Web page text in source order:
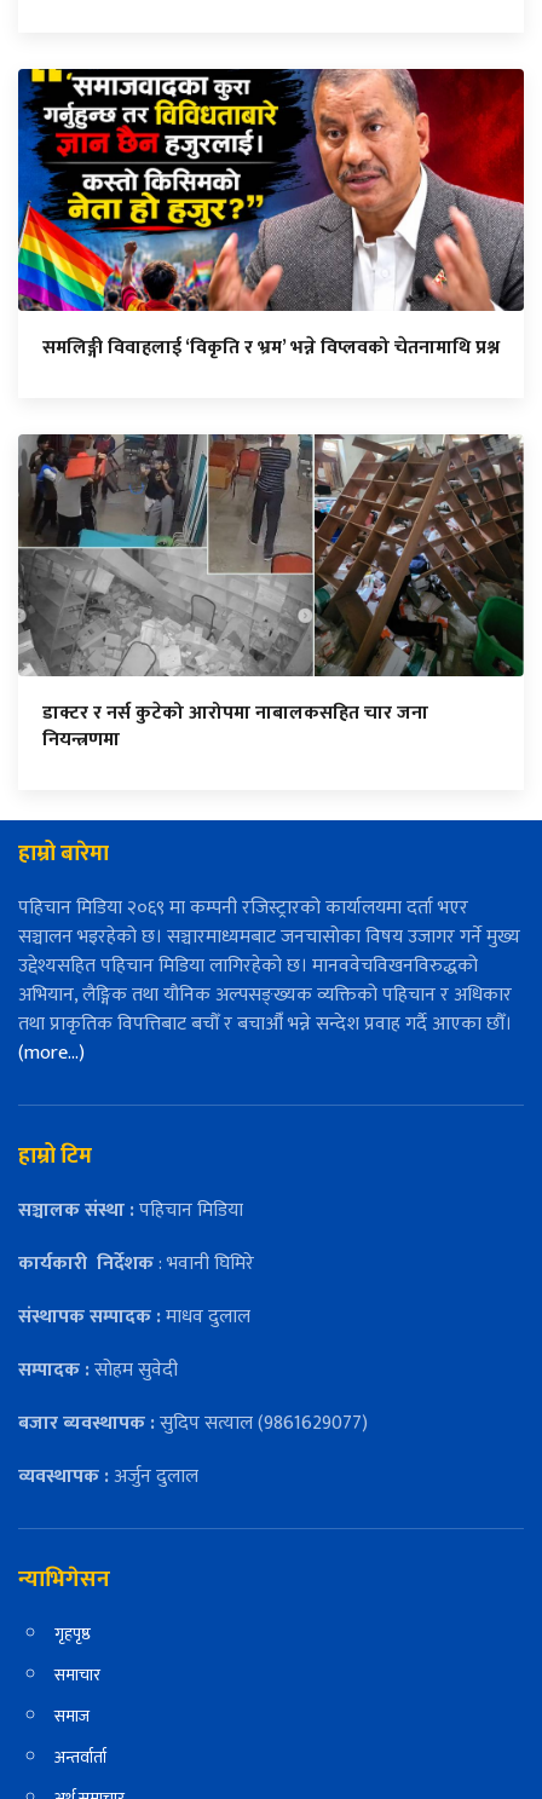
समलिङ्गी विवाहलाई ‘विकृति र भ्रम’ भन्ने विप्लवको चेतनामाथि प्रश्न
डाक्टर र नर्स कुटेको आरोपमा नाबालकसहित चार जना
नियन्त्रणमा
हाम्रो बारेमा
पहिचान मिडिया २०६९ मा कम्पनी रजिस्ट्रारको कार्यालयमा दर्ता भएर
सञ्चालन भइरहेको छ। सञ्चारमाध्यमबाट जनचासोका विषय उजागर गर्ने मुख्य
उद्देश्यसहित पहिचान मिडिया लागिरहेको छ। मानववेचविखनविरुद्धको
अभियान, लैङ्गिक तथा यौनिक अल्पसङ्ख्यक व्यक्तिको पहिचान र अधिकार
तथा प्राकृतिक विपत्तिबाट बचौँ र बचाऔँ भन्ने सन्देश प्रवाह गर्दै आएका छौँ।
(more…)
हाम्रो टिम
सञ्चालक संस्था :पहिचान मिडिया
कार्यकारी निर्देशक: भवानी घिमिरे
संस्थापक सम्पादक :माधव दुलाल
सम्पादक :सोहम सुवेदी
बजार ब्यवस्थापक :सुदिप सत्याल (9861629077)
व्यवस्थापक :अर्जुन दुलाल
न्याभिगेसन
गृहपृष्ठ
समाचार
समाज
अन्तर्वार्ता